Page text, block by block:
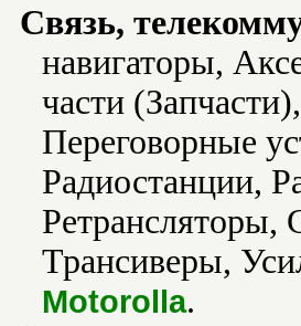
Связь,
навигаторы,
части
Переговорные
Радиостанции,
Ретрансляторы,
Трансиверы,
Motorolla.